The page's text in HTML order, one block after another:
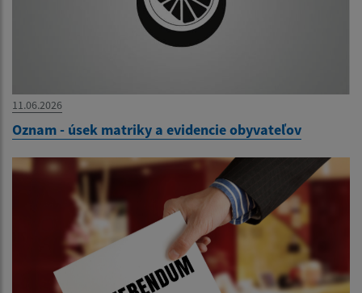
11.06.2026
Oznam - úsek matriky a evidencie obyvateľov